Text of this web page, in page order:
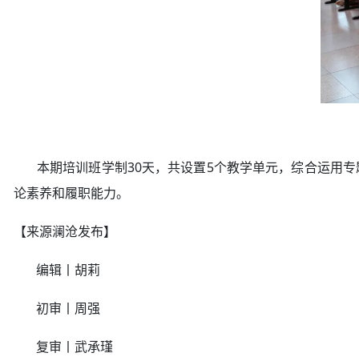
本期培训班学制30天，共设置5个教学单元，综合运用专
论素养和履职能力。
【来源澜沧发布】
编辑丨胡莉
初审丨周强
复审丨武承瑾